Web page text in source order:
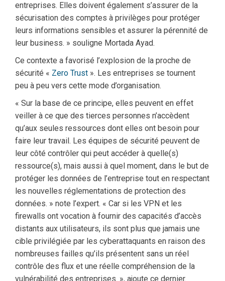
entreprises. Elles doivent également s’assurer de la
sécurisation des comptes à privilèges pour protéger
leurs informations sensibles et assurer la pérennité de
leur business. » souligne Mortada Ayad.
Ce contexte a favorisé l’explosion de la proche de
sécurité « Zero Trust ». Les entreprises se tournent
peu à peu vers cette mode d’organisation.
« Sur la base de ce principe, elles peuvent en effet
veiller à ce que des tierces personnes n’accèdent
qu’aux seules ressources dont elles ont besoin pour
faire leur travail. Les équipes de sécurité peuvent de
leur côté contrôler qui peut accéder à quelle(s)
ressource(s), mais aussi à quel moment, dans le but de
protéger les données de l’entreprise tout en respectant
les nouvelles réglementations de protection des
données. » note l’expert. « Car si les VPN et les
firewalls ont vocation à fournir des capacités d’accès
distants aux utilisateurs, ils sont plus que jamais une
cible privilégiée par les cyberattaquants en raison des
nombreuses failles qu’ils présentent sans un réel
contrôle des flux et une réelle compréhension de la
vulnérabilité des entreprises. », ajoute ce dernier.